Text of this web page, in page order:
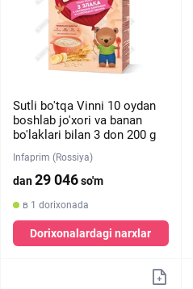
Sutli bo'tqa Vinni 10 oydan
boshlab jo'xori va banan
bo'laklari bilan 3 don 200 g
Infaprim (Rossiya)
dan29 046so'm
в 1 dorixonada
Dorixonalardagi narxlar